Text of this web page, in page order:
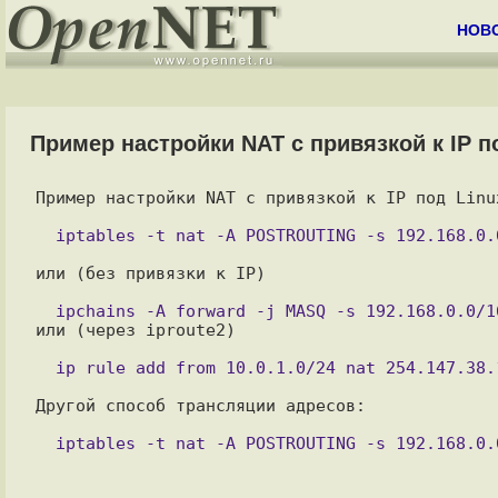
Пример настройки NAT с привязкой к IP
Пример настройки NAT с привязкой к IP под
или (без привязки к IP)
или (через iproute2)
Другой способ трансляции адресов: